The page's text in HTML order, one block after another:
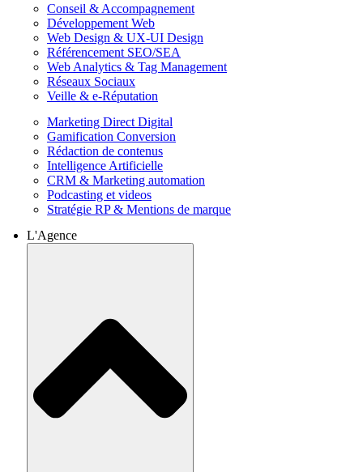
Conseil & Accompagnement
Développement Web
Web Design & UX-UI Design
Référencement SEO/SEA
Web Analytics & Tag Management
Réseaux Sociaux
Veille & e-Réputation
Marketing Direct Digital
Gamification Conversion
Rédaction de contenus
Intelligence Artificielle
CRM & Marketing automation
Podcasting et videos
Stratégie RP & Mentions de marque
L'Agence